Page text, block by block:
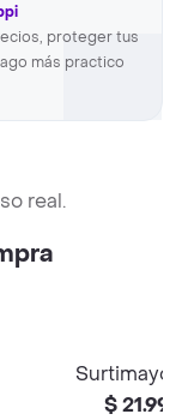
proteger tus
más practico
real.
$ 21.990